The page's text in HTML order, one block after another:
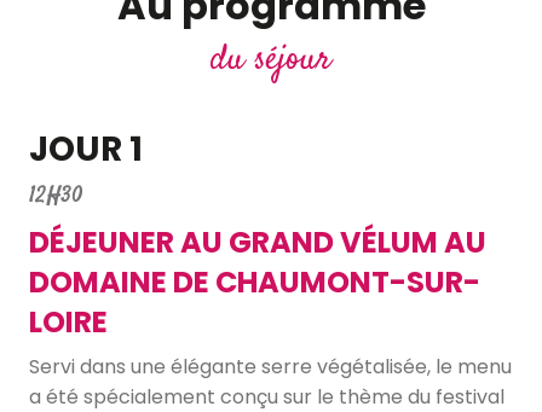
du séjour
JOUR 1
12H30
DÉJEUNER AU GRAND VÉLUM AU
DOMAINE DE CHAUMONT-SUR-
LOIRE
Servi dans une élégante serre végétalisée, le menu
a été spécialement conçu sur le thème du festival